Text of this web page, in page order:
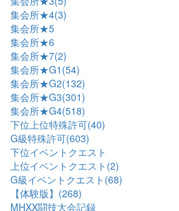
集会所★4(3)
集会所★5
集会所★6
集会所★7(2)
集会所★G1(54)
集会所★G2(132)
集会所★G3(301)
集会所★G4(518)
下位上位特殊許可(40)
G級特殊許可(603)
下位イベントクエスト
上位イベントクエスト(2)
G級イベントクエスト(68)
【体験版】(268)
MHXX闘技大会記録